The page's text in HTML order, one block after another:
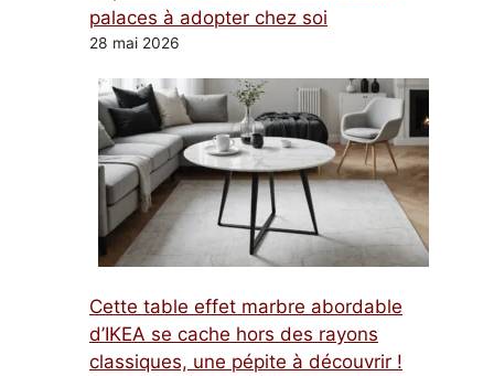
palaces à adopter chez soi
28 mai 2026
Cette table effet marbre abordable
d’IKEA se cache hors des rayons
classiques, une pépite à découvrir !